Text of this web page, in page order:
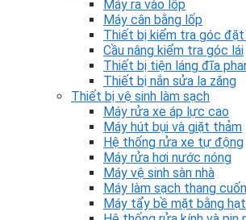
Máy ra vào lốp
Máy cân bằng lốp
Thiết bị kiểm tra góc đặt
Cầu nâng kiểm tra góc lái
Thiết bị tiện láng đĩa
Thiết bị nắn sửa la zăng
Thiết bị vệ sinh làm sạch
Máy rửa xe áp lực cao
Máy hút bụi và giặt thảm
Hệ thống rửa xe tự động
Máy rửa hơi nước nóng
Máy vệ sinh sàn nhà
Máy làm sạch thang cuốn
Máy tẩy bề mặt bằng